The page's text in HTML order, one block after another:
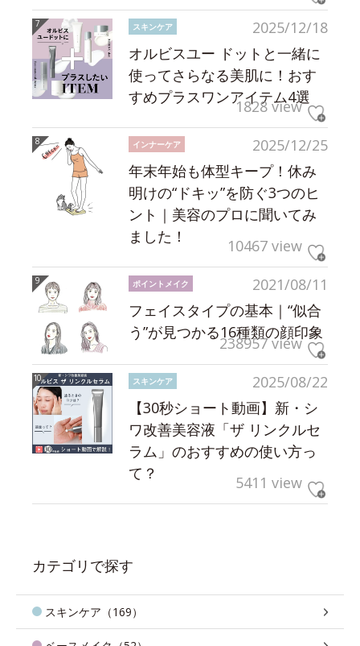
2025/12/18
スキンケア
オルビスユー ドットと一緒に
使ってさらなる美肌に！おす
すめプラスワンアイテム4選
1828 view
2025/12/25
インナーケア
年末年始も体型キープ！休み
明けの“ドキッ”を防ぐ3つのヒ
ント｜美容のプロに聞いてみ
ました！
10467 view
2021/08/11
ポイントメイク
フェイスタイプの基本｜“似合
う”が見つかる16種類の顔印象
238957 view
2025/08/22
スキンケア
【30秒ショート動画】新・シ
ワ改善美容液「ザ リンクルセ
ラム」のおすすめの使い方っ
て？
5411 view
カテゴリで探す
スキンケア（169）